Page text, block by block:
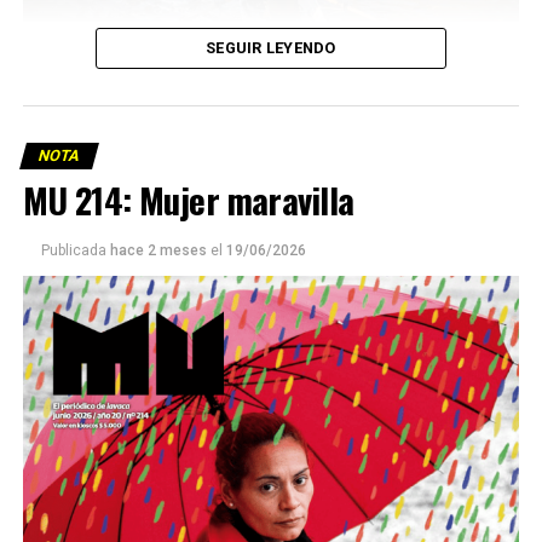
Este número 215 de MU ☝️viene con doble tapa, que
podría ser una frase:
Sin chamuyo, a remarla.
Descargar la Mu en PDF
SEGUIR LEYENDO
NOTA
MU 214: Mujer maravilla
Publicada hace 2 meses el 19/06/2026